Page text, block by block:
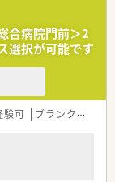
合病院門前＞2
選択が可能です
験可 ブランク可